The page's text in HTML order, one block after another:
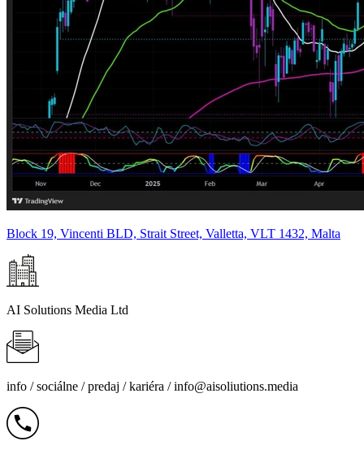
Block 19, Vincenti BLD, Strait Street, Valletta, VLT 1432, Malta
AI Solutions Media Ltd
info /sociálne /predaj /kariéra /info@aisoliutions.media